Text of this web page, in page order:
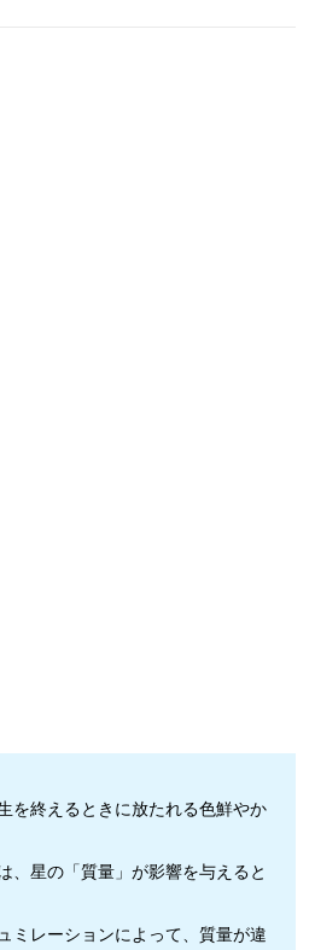
を終えるときに放たれる色鮮やか
、星の「質量」が影響を与えると
ミレーションによって、質量が違